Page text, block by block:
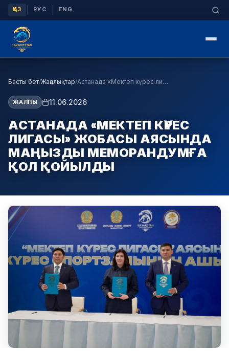
ҚАЗ РУС ENG
Басты бет/Жаңалықтар/ Астанада «Мектеп күрес лигасы» жобасы аясында маң…
ЖАЛПЫ 11.06.2026
АСТАНАДА «МЕКТЕП КҮРЕС
ЛИГАСЫ» ЖОБАСЫ АЯСЫНДА
МАҢЫЗДЫ МЕМОРАНДУМҒА
ҚОЛ ҚОЙЫЛДЫ